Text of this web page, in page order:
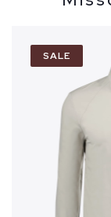
SALE